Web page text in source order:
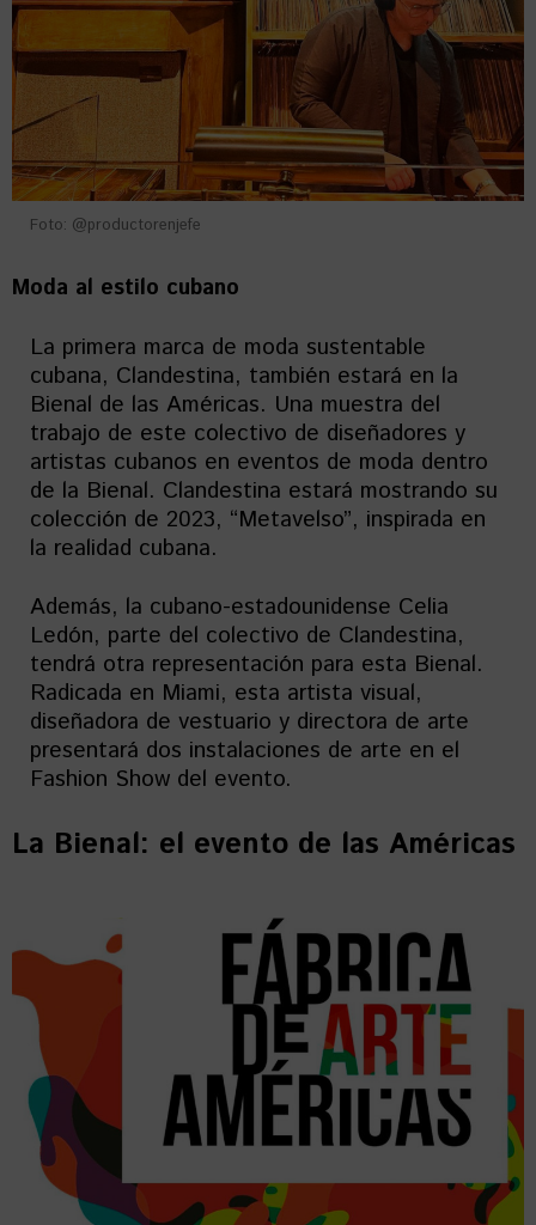
Foto: @productorenjefe
Moda al estilo cubano
La primera marca de moda sustentable
cubana, Clandestina, también estará en la
Bienal de las Américas. Una muestra del
trabajo de este colectivo de diseñadores y
artistas cubanos en eventos de moda dentro
de la Bienal. Clandestina estará mostrando su
colección de 2023, “Metavelso”, inspirada en
la realidad cubana.
Además, la cubano-estadounidense Celia
Ledón, parte del colectivo de Clandestina,
tendrá otra representación para esta Bienal.
Radicada en Miami, esta artista visual,
diseñadora de vestuario y directora de arte
presentará dos instalaciones de arte en el
Fashion Show del evento.
La Bienal: el evento de las Américas